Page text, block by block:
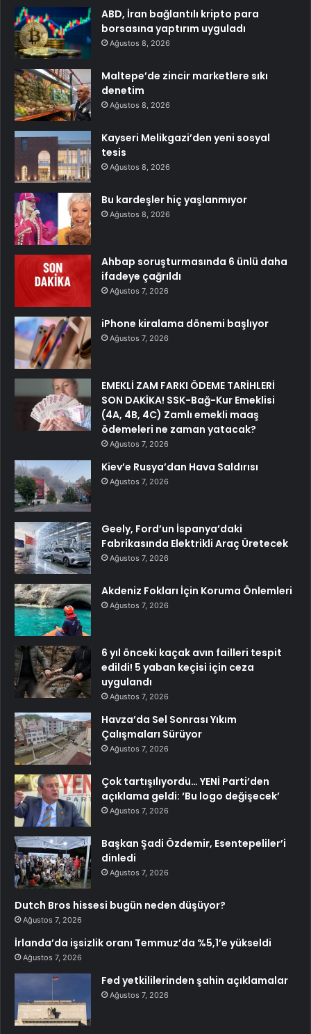
ABD, İran bağlantılı kripto para
borsasına yaptırım uyguladı
Ağustos 8, 2026
Maltepe’de zincir marketlere sıkı
denetim
Ağustos 8, 2026
Kayseri Melikgazi’den yeni sosyal
tesis
Ağustos 8, 2026
Bu kardeşler hiç yaşlanmıyor
Ağustos 8, 2026
Ahbap soruşturmasında 6 ünlü daha
ifadeye çağrıldı
Ağustos 7, 2026
iPhone kiralama dönemi başlıyor
Ağustos 7, 2026
EMEKLİ ZAM FARKI ÖDEME TARİHLERİ
SON DAKİKA! SSK-Bağ-Kur Emeklisi
(4A, 4B, 4C) Zamlı emekli maaş
ödemeleri ne zaman yatacak?
Ağustos 7, 2026
Kiev’e Rusya’dan Hava Saldırısı
Ağustos 7, 2026
Geely, Ford’un İspanya’daki
Fabrikasında Elektrikli Araç Üretecek
Ağustos 7, 2026
Akdeniz Fokları İçin Koruma Önlemleri
Ağustos 7, 2026
6 yıl önceki kaçak avın failleri tespit
edildi! 5 yaban keçisi için ceza
uygulandı
Ağustos 7, 2026
Havza’da Sel Sonrası Yıkım
Çalışmaları Sürüyor
Ağustos 7, 2026
Çok tartışılıyordu… YENİ Parti’den
açıklama geldi: ‘Bu logo değişecek’
Ağustos 7, 2026
Başkan Şadi Özdemir, Esentepeliler’i
dinledi
Ağustos 7, 2026
Dutch Bros hissesi bugün neden düşüyor?
Ağustos 7, 2026
İrlanda’da işsizlik oranı Temmuz’da %5,1’e yükseldi
Ağustos 7, 2026
Fed yetkililerinden şahin açıklamalar
Ağustos 7, 2026